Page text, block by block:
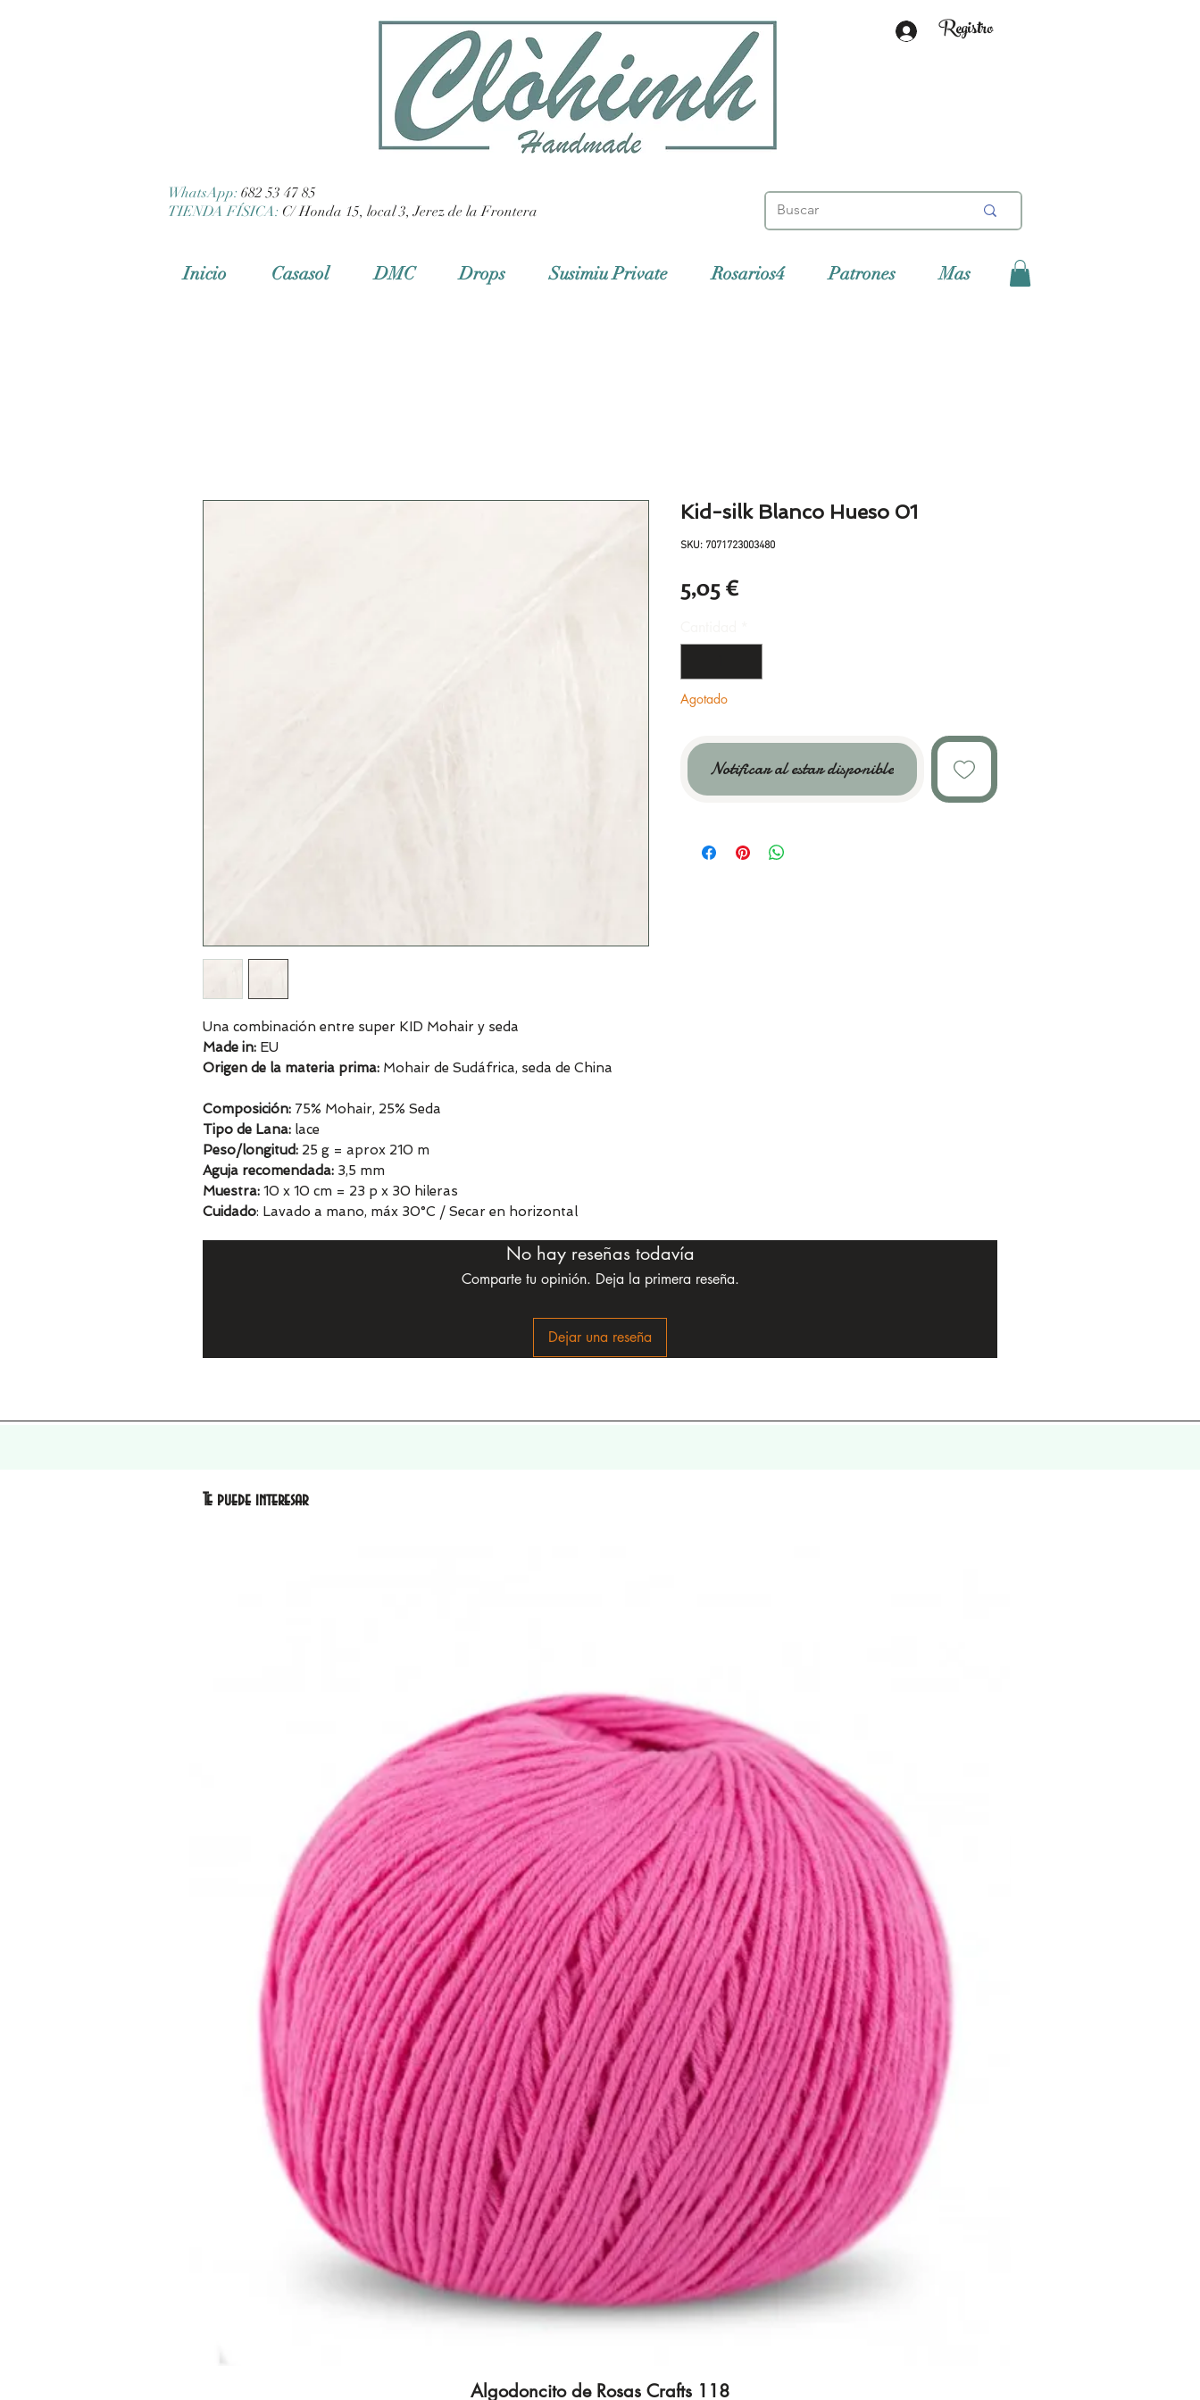
Registro
WhatsApp: 682 53 47 85
TIENDA FÍSICA: C/ Honda 15, local 3, Jerez de la Frontera
Inicio Casasol DMC Drops Susimiu Private Rosarios4 Patrones Mas
Una combinación entre super KID Mohair y seda
Made in: EU
Origen de la materia prima: Mohair de Sudáfrica, seda de China
Composición: 75% Mohair, 25% Seda
Tipo de Lana: lace
Peso/longitud: 25 g = aprox 210 m
Aguja recomendada: 3,5 mm
Muestra: 10 x 10 cm = 23 p x 30 hileras
Cuidado: Lavado a mano, máx 30°C / Secar en horizontal
Kid-silk Blanco Hueso 01
SKU: 7071723003480
5,05 €
Agotado
Notificar al estar disponible
No hay reseñas todavía
Comparte tu opinión. Deja la primera reseña.
Dejar una reseña
Te puede interesar
Vista rápida
Algodoncito de Rosas Crafts 118